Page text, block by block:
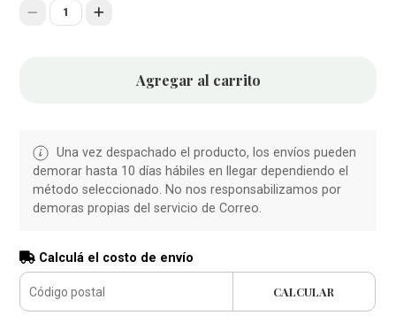
1
Agregar al carrito
Una vez despachado el producto, los envíos pueden
demorar hasta 10 días hábiles en llegar dependiendo el
método seleccionado. No nos responsabilizamos por
demoras propias del servicio de Correo.
Calculá el costo de envío
CALCULAR